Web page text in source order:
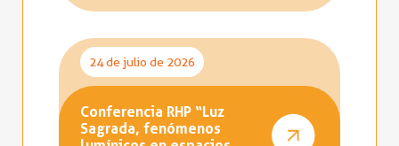
24 de julio de 2026
Conferencia RHP “Luz
Sagrada, fenómenos